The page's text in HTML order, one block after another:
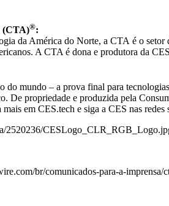
(CTA)®:
da América do Norte, a CTA é o
A CTA é dona e produtora da
do mundo – a prova final para
De propriedade e produzida pela
mais em CES.tech e siga a CES nas redes
2520236/
br/comunicados-para-a-imprensa/